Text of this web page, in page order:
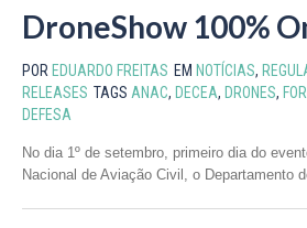
DroneShow 100%
POR EDUARDO FREITAS EM NOTÍCIAS,
RELEASES TAGS ANAC, DECEA, DRONES,
DEFESA
No dia 1º de setembro, primeiro dia do
Nacional de Aviação Civil, o Departamento